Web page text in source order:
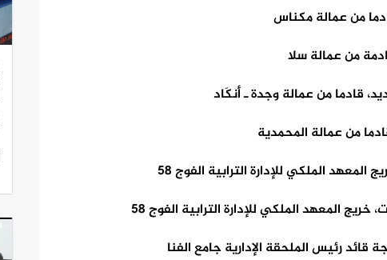
من عمالة مكناس
من عمالة سلا
قادما من عمالة وجدة ـ أنكَاد
من عمالة المحمدية
الملكي للإدارة الترابية الفوج 58
المعهد الملكي للإدارة الترابية الفوج 58
رئيس الملحقة الإدارية جامع الفنا